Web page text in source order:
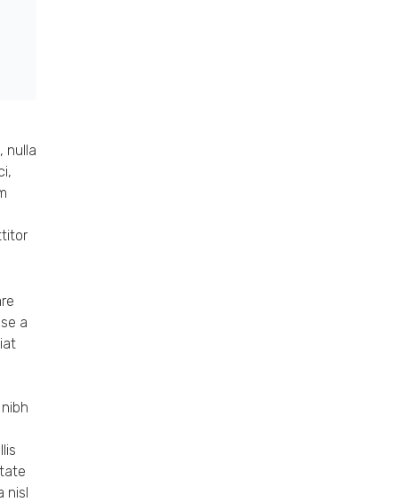
nulla
a
nisl